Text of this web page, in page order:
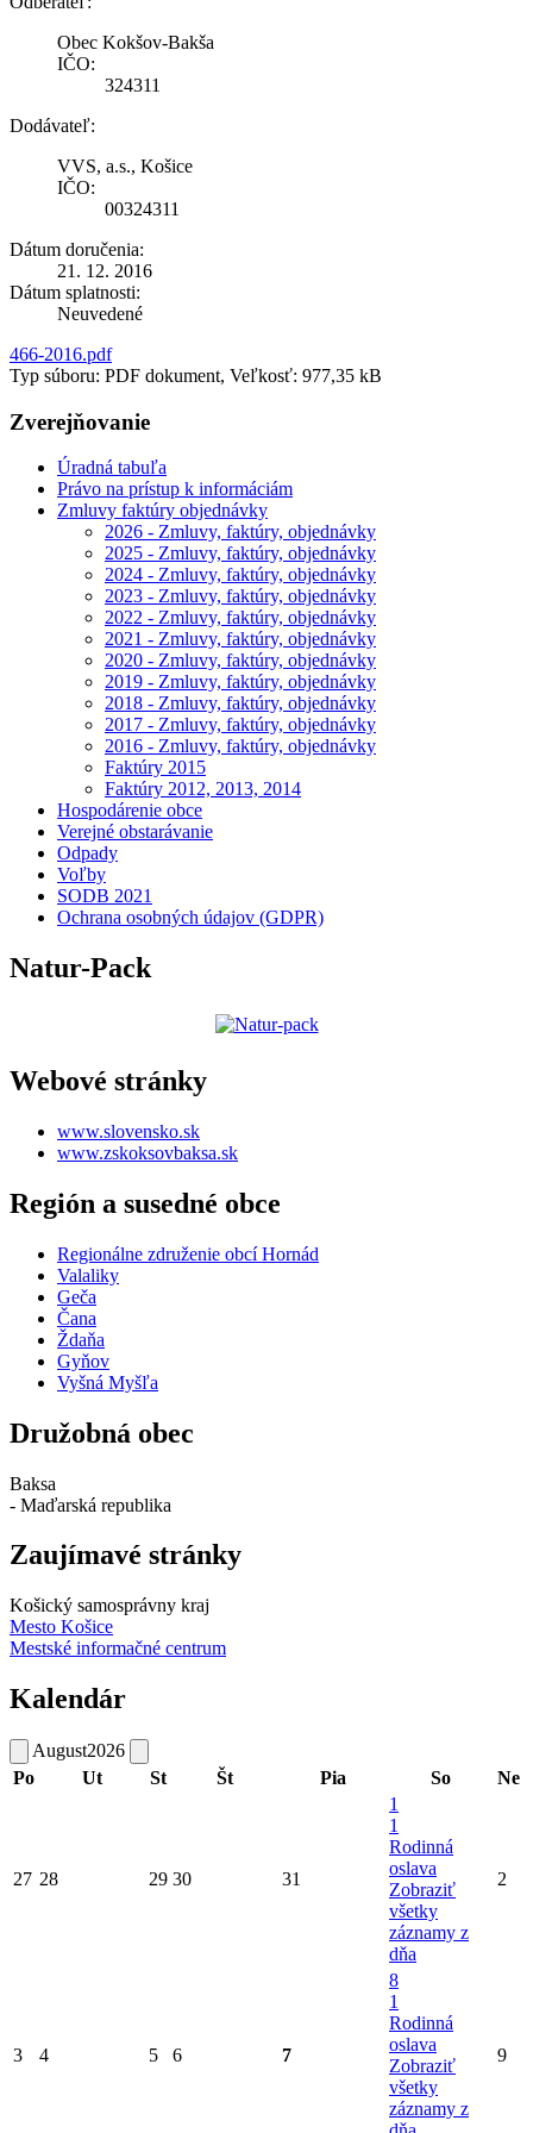
Obec Kokšov-Bakša
IČO:
324311
Dodávateľ:
VVS, a.s., Košice
IČO:
00324311
Dátum doručenia:
21. 12. 2016
Dátum splatnosti:
Neuvedené
466-2016.pdf
Typ súboru: PDF dokument, Veľkosť: 977,35 kB
Zverejňovanie
Úradná tabuľa
Právo na prístup k informáciám
Zmluvy faktúry objednávky
2026 - Zmluvy, faktúry, objednávky
2025 - Zmluvy, faktúry, objednávky
2024 - Zmluvy, faktúry, objednávky
2023 - Zmluvy, faktúry, objednávky
2022 - Zmluvy, faktúry, objednávky
2021 - Zmluvy, faktúry, objednávky
2020 - Zmluvy, faktúry, objednávky
2019 - Zmluvy, faktúry, objednávky
2018 - Zmluvy, faktúry, objednávky
2017 - Zmluvy, faktúry, objednávky
2016 - Zmluvy, faktúry, objednávky
Faktúry 2015
Faktúry 2012, 2013, 2014
Hospodárenie obce
Verejné obstarávanie
Odpady
Voľby
SODB 2021
Ochrana osobných údajov (GDPR)
Natur-Pack
Webové stránky
www.slovensko.sk
www.zskoksovbaksa.sk
Región a susedné obce
Regionálne združenie obcí Hornád
Valaliky
Geča
Čana
Ždaňa
Gyňov
Vyšná Myšľa
Družobná obec
Baksa
- Maďarská republika
Zaujímavé stránky
Košický samosprávny kraj
Mesto Košice
Mestské informačné centrum
Kalendár
August2026
Po
Ut St Št Pia So Ne
27 28 29 30 31
1
1
Rodinná
oslava
Zobraziť
všetky
záznamy z
dňa
2
3 4 5 6 7
8
1
Rodinná
oslava
Zobraziť
všetky
záznamy z
9